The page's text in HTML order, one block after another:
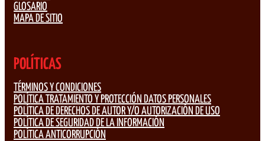
GLOSARIO
MAPA DE SITIO
POLÍTICAS
TÉRMINOS Y CONDICIONES
POLÍTICA TRATAMIENTO Y PROTECCIÓN DATOS PERSONALES
POLÍTICA DE DERECHOS DE AUTOR Y/O AUTORIZACIÓN DE USO
POLÍTICA DE SEGURIDAD DE LA INFORMACIÓN
POLÍTICA ANTICORRUPCIÓN